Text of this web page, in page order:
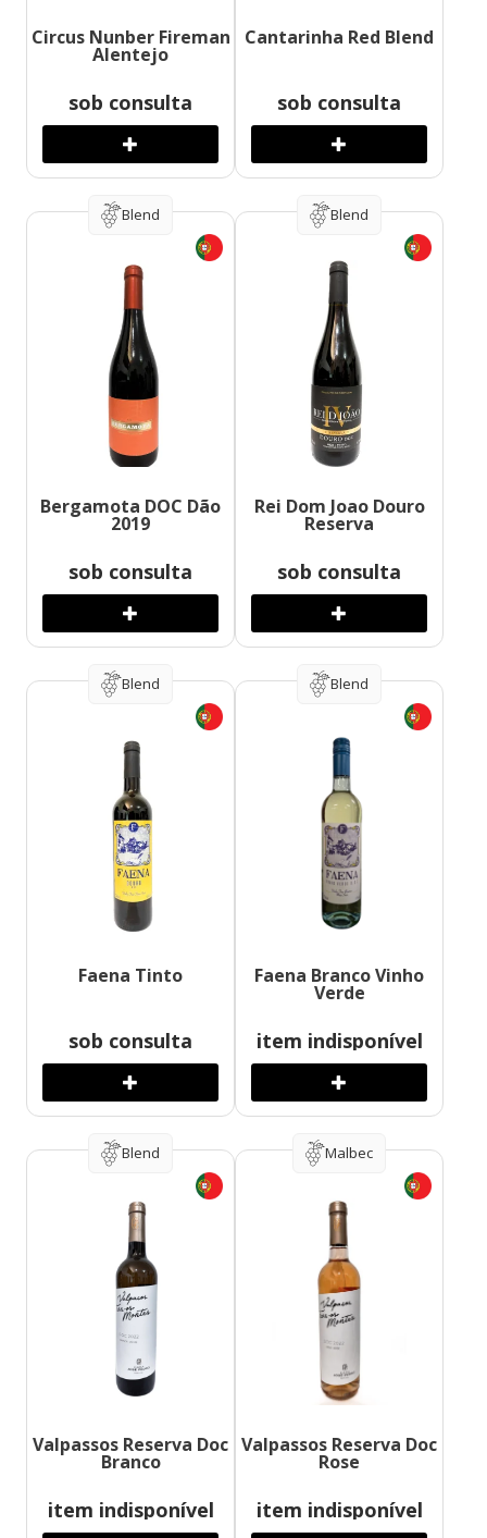
Circus Nunber Fireman
Alentejo
sob consulta
Cantarinha Red Blend
sob consulta
Blend
Bergamota DOC Dão
2019
sob consulta
Blend
Rei Dom Joao Douro
Reserva
sob consulta
Blend
Faena Tinto
sob consulta
Blend
Faena Branco Vinho
Verde
item indisponível
Blend
Valpassos Reserva Doc
Branco
item indisponível
Malbec
Valpassos Reserva Doc
Rose
item indisponível